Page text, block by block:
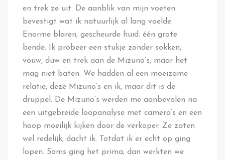
en trek ze uit. De aanblik van mijn voeten
bevestigt wat ik natuurlijk al lang voelde.
Enorme blaren, gescheurde huid: één grote
bende. Ik probeer een stukje zonder sokken,
vouw, duw en trek aan de Mizuno’s, maar het
mag niet baten. We hadden al een moeizame
relatie, deze Mizuno’s en ik, maar dit is de
druppel. De Mizuno’s werden me aanbevolen na
een uitgebreide loopanalyse met camera’s en een
hoop moeilijk kijken door de verkoper. Ze zaten
wel redelijk, dacht ik. Totdat ik er echt op ging
lopen. Soms ging het prima, dan werkten we